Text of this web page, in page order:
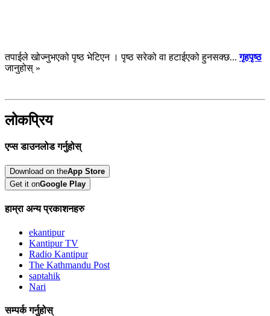
तपाईले खोज्नुभएको पृष्ठ भेटिएन । पृष्ठ सरेको वा हटाईएको हुनसक्छ...गृहपृष्ठ
जानुहोस् »
लोकप्रिय
एप्स डाउनलोड गर्नुहोस्
Download on theApp Store
Get it onGoogle Play
हाम्रा अन्य प्रकाशनहरु
ekantipur
Kantipur TV
Radio Kantipur
The Kathmandu Post
saptahik
Nari
सम्पर्क गर्नुहोस्